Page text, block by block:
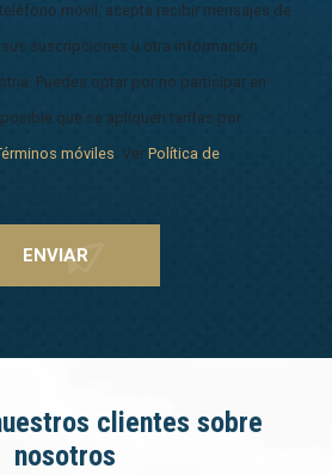
móvil, acepta recibir mensajes de
suscripciones u otra información
Puedes optar por no participar en
que se apliquen tarifas por
móviles. Ver Política de
clientes sobre
nosotros